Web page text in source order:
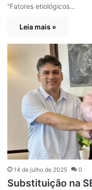
“Fatores etiológicos…
Leia mais »
14 de julho de 2025 0
Substituição na